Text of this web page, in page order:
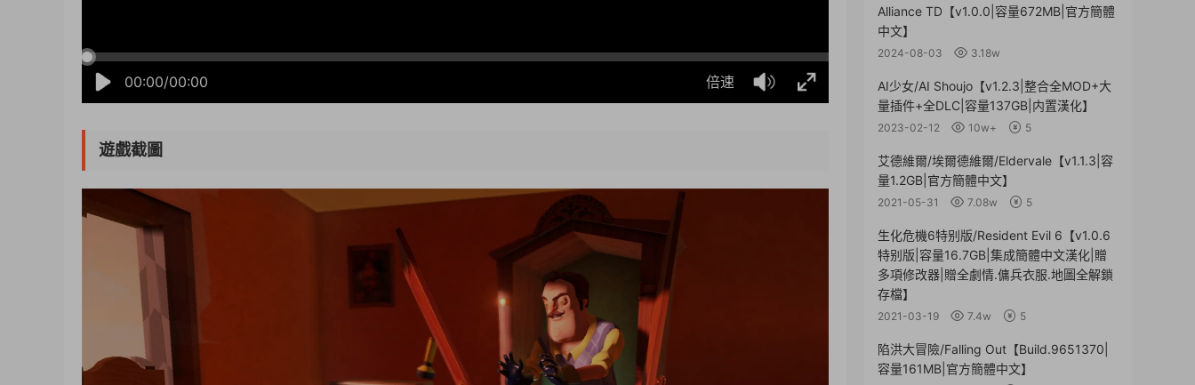
00:00/00:00 倍速
遊戲截圖
Alliance TD【v1.0.0|容量672MB|官方簡體
中文】
2024-08-03 3.18w
AI少女/AI Shoujo【v1.2.3|整合全MOD+大
量插件+全DLC|容量137GB|内置漢化】
2023-02-12 10w+ 5
艾德維爾/埃爾德維爾/Eldervale【v1.1.3|容
量1.2GB|官方簡體中文】
2021-05-31 7.08w 5
生化危機6特别版/Resident Evil 6【v1.0.6
特别版|容量16.7GB|集成簡體中文漢化|贈
多項修改器|贈全劇情.傭兵衣服.地圖全解鎖
存檔】
2021-03-19 7.4w 5
陷洪大冒險/Falling Out【Build.9651370|
容量161MB|官方簡體中文】